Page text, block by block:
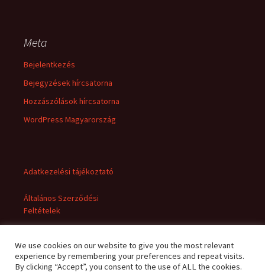
Meta
Bejelentkezés
Bejegyzések hírcsatorna
Hozzászólások hírcsatorna
WordPress Magyarország
Adatkezelési tájékoztató
Általános Szerződési
Feltételek
We use cookies on our website to give you the most relevant
experience by remembering your preferences and repeat visits.
By clicking “Accept”, you consent to the use of ALL the cookies.